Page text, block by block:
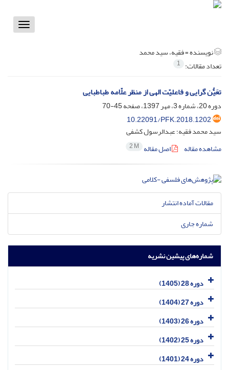
Toggle
نویسنده =فقیه، سید محمد
تعداد مقالات: 1
تعَیُّن گرایی و فاعلیّت الهی از منظر علّامه طباطبایی
دوره 20، شماره 3، مهر 1397، صفحه
45-70
10.22091/PFK.2018.1202
سید محمد فقیه؛ عبدالرسول کشفی
مشاهده مقاله
اصل مقاله 2 M
مقالات آماده انتشار
شماره جاری
شماره‌های پیشین نشریه
دوره 28 (1405)
دوره 27 (1404)
دوره 26 (1403)
دوره 25 (1402)
دوره 24 (1401)